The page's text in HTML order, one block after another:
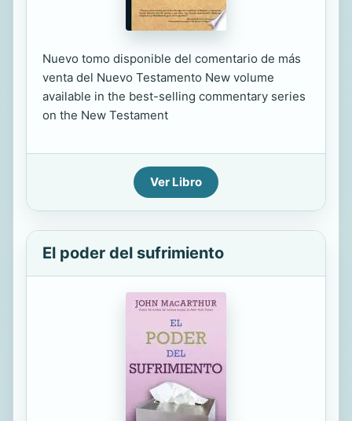
Nuevo tomo disponible del comentario de más
venta del Nuevo Testamento New volume
available in the best-selling commentary series
on the New Testament
Ver Libro
El poder del sufrimiento